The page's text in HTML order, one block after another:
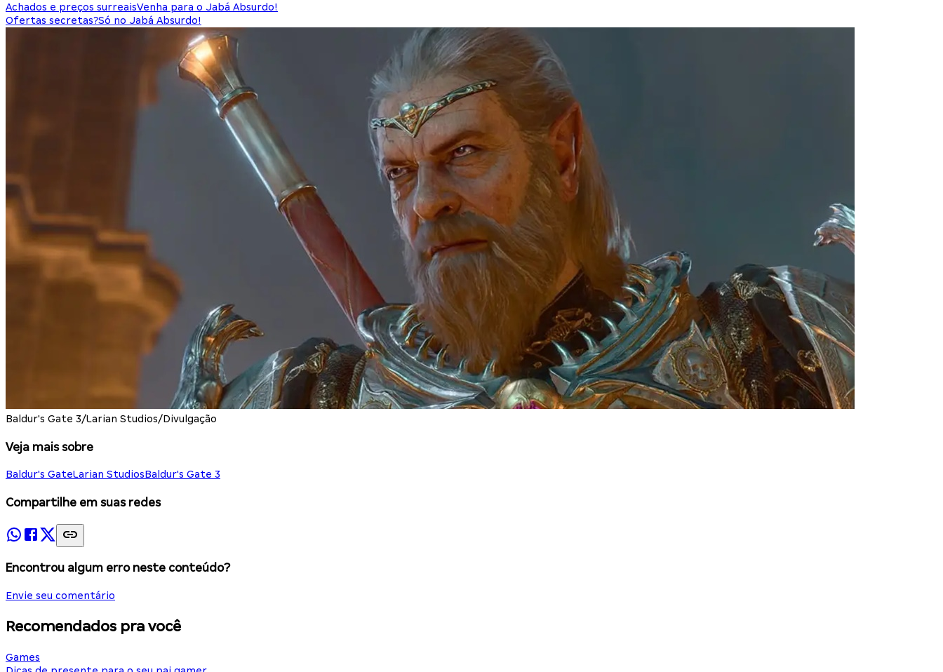
Achados e preços surreaisVenha para o Jabá Absurdo!
Ofertas secretas?Só no Jabá Absurdo!
Baldur's Gate 3/Larian Studios/Divulgação
Veja mais sobre
Baldur's GateLarian StudiosBaldur's Gate 3
Compartilhe em suas redes
Encontrou algum erro neste conteúdo?
Envie seu comentário
Recomendados pra você
Games